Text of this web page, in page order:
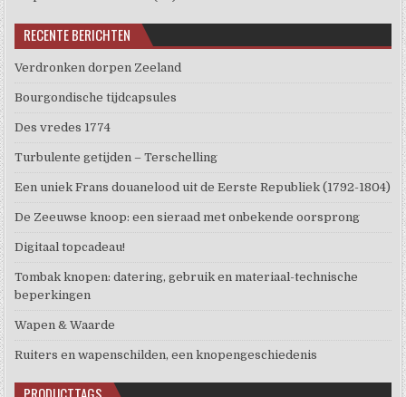
RECENTE BERICHTEN
Verdronken dorpen Zeeland
Bourgondische tijdcapsules
Des vredes 1774
Turbulente getijden – Terschelling
Een uniek Frans douanelood uit de Eerste Republiek (1792-1804)
De Zeeuwse knoop: een sieraad met onbekende oorsprong
Digitaal topcadeau!
Tombak knopen: datering, gebruik en materiaal-technische
beperkingen
Wapen & Waarde
Ruiters en wapenschilden, een knopengeschiedenis
PRODUCTTAGS